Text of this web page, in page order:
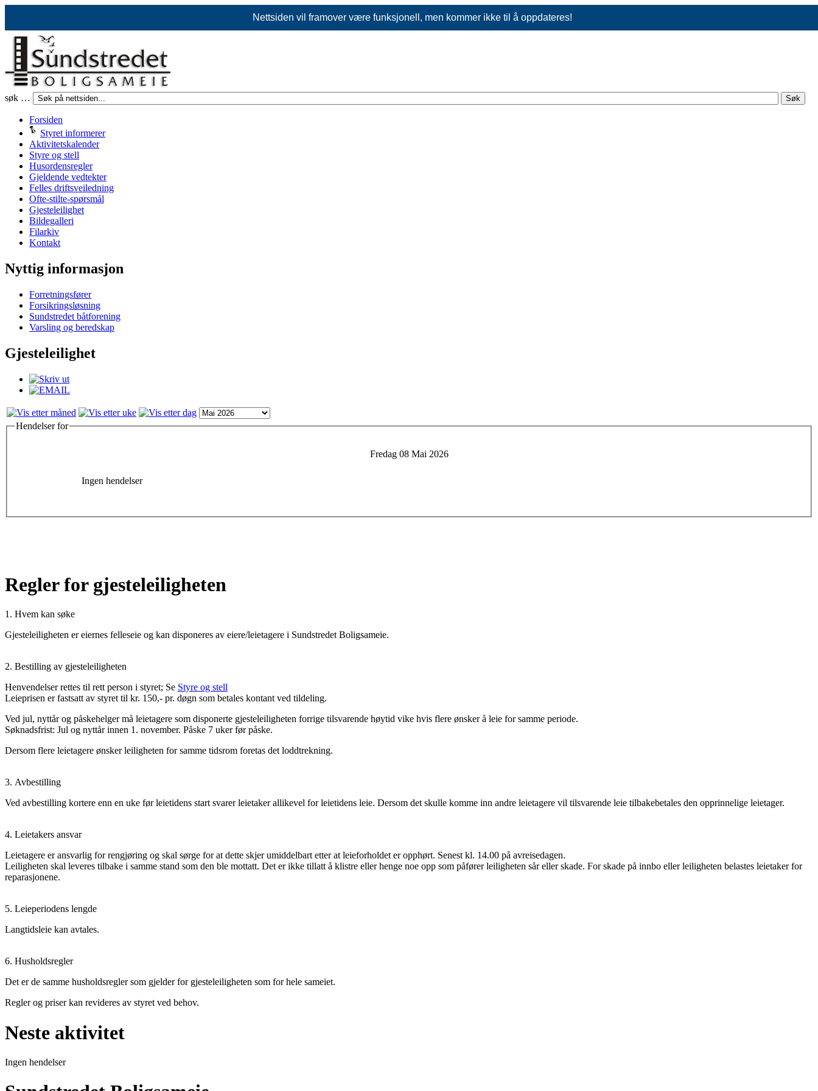
Nettsiden vil framover være funksjonell, men kommer ikke til å oppdateres!
søk … Søk
Forsiden
Styret informerer
Aktivitetskalender
Styre og stell
Husordensregler
Gjeldende vedtekter
Felles driftsveiledning
Ofte-stilte-spørsmål
Gjesteleilighet
Bildegalleri
Filarkiv
Kontakt
Nyttig informasjon
Forretningsfører
Forsikringsløsning
Sundstredet båtforening
Varsling og beredskap
Gjesteleilighet
Hendelser for
Fredag 08 Mai 2026
Ingen hendelser
Regler for gjesteleiligheten
1. Hvem kan søke
Gjesteleiligheten er eiernes felleseie og kan disponeres av eiere/leietagere i Sundstredet Boligsameie.
2. Bestilling av gjesteleiligheten
Henvendelser rettes til rett person i styret; Se Styre og stell
Leieprisen er fastsatt av styret til kr. 150,- pr. døgn som betales kontant ved tildeling.
Ved jul, nyttår og påskehelger må leietagere som disponerte gjesteleiligheten forrige tilsvarende høytid vike hvis flere ønsker å leie for samme periode.
Søknadsfrist: Jul og nyttår innen 1. november. Påske 7 uker før påske.
Dersom flere leietagere ønsker leiligheten for samme tidsrom foretas det loddtrekning.
3. Avbestilling
Ved avbestilling kortere enn en uke før leietidens start svarer leietaker allikevel for leietidens leie. Dersom det skulle komme inn andre leietagere vil tilsvarende leie tilbakebetales den opprinnelige leietager.
4. Leietakers ansvar
Leietagere er ansvarlig for rengjøring og skal sørge for at dette skjer umiddelbart etter at leieforholdet er opphørt. Senest kl. 14.00 på avreisedagen.
Leiligheten skal leveres tilbake i samme stand som den ble mottatt. Det er ikke tillatt å klistre eller henge noe opp som påfører leiligheten sår eller skade. For skade på innbo eller leiligheten belastes leietaker for
reparasjonene.
5. Leieperiodens lengde
Langtidsleie kan avtales.
6. Husholdsregler
Det er de samme husholdsregler som gjelder for gjesteleiligheten som for hele sameiet.
Regler og priser kan revideres av styret ved behov.
Neste aktivitet
Ingen hendelser